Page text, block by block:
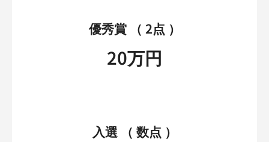
優秀賞 （ 2点 ）
20万円
入選 （ 数点 ）